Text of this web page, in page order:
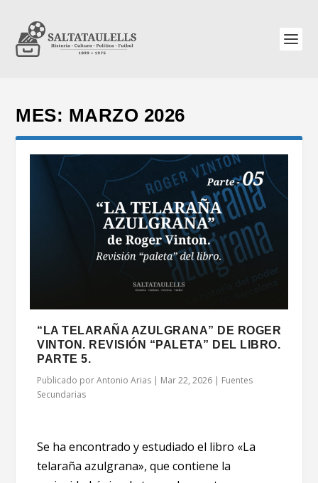
MES: MARZO 2026
“LA TELARAÑA AZULGRANA” DE ROGER
VINTON. REVISIÓN “PALETA” DEL LIBRO.
PARTE 5.
Publicado porAntonio Arias | Mar 22, 2026 | Fuentes
Secundarias
Se ha encontrado y estudiado el libro «La
telaraña azulgrana», que contiene la